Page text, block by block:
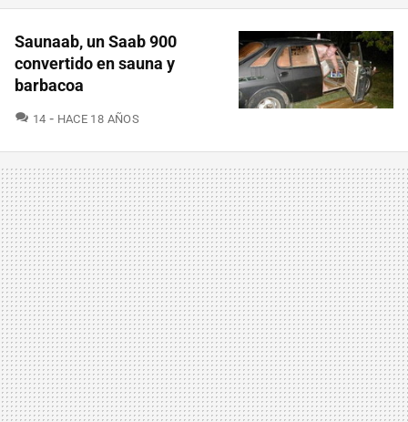
Saunaab, un Saab 900
convertido en sauna y
barbacoa
14 COMENTARIOS
HACE 18 AÑOS